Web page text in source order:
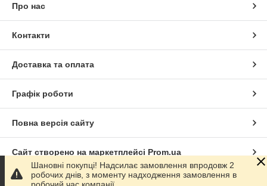
Про нас
Контакти
Доставка та оплата
Графік роботи
Повна версія сайту
Сайт створено на маркетплейсі Prom.ua
Політика конфіденційності
Шановні покупці! Надсилає замовлення впродовж 2
робочих днів, з моменту надходження замовлення в